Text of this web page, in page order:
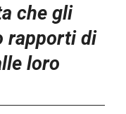
che gli
rapporti di
loro